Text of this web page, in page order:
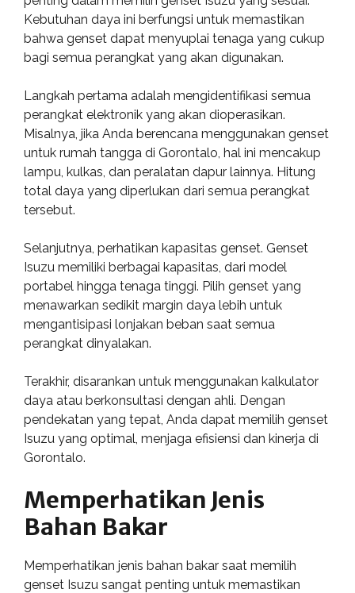
Kebutuhan daya ini berfungsi untuk memastikan
bahwa genset dapat menyuplai tenaga yang cukup
bagi semua perangkat yang akan digunakan.
Langkah pertama adalah mengidentifikasi semua
perangkat elektronik yang akan dioperasikan.
Misalnya, jika Anda berencana menggunakan genset
untuk rumah tangga di Gorontalo, hal ini mencakup
lampu, kulkas, dan peralatan dapur lainnya. Hitung
total daya yang diperlukan dari semua perangkat
tersebut.
Selanjutnya, perhatikan kapasitas genset. Genset
Isuzu memiliki berbagai kapasitas, dari model
portabel hingga tenaga tinggi. Pilih genset yang
menawarkan sedikit margin daya lebih untuk
mengantisipasi lonjakan beban saat semua
perangkat dinyalakan.
Terakhir, disarankan untuk menggunakan kalkulator
daya atau berkonsultasi dengan ahli. Dengan
pendekatan yang tepat, Anda dapat memilih genset
Isuzu yang optimal, menjaga efisiensi dan kinerja di
Gorontalo.
Memperhatikan Jenis
Bahan Bakar
Memperhatikan jenis bahan bakar saat memilih
genset Isuzu sangat penting untuk memastikan